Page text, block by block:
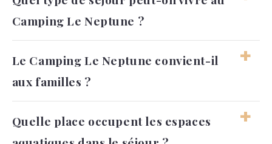
Camping Le Neptune ?
Le séjour peut être familial, aquatique ou
plus reposant selon les envies. On peut
facilement alterner baignade, balades, vélo et
Le Camping Le Neptune convient-il
aux familles ?
Oui, l’ambiance, les jeux d’eau et les espaces
de loisirs permettent aux familles de profiter
d’un séjour agréable. Les enfants comme les
Quelle place occupent les espaces